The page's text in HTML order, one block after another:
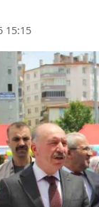
15:15